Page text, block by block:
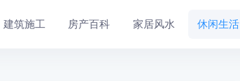
建筑施工 房产百科 家居风水 休闲生活